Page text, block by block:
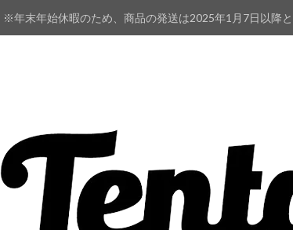
※年末年始休暇のため、商品の発送は2025年1月7日以降と